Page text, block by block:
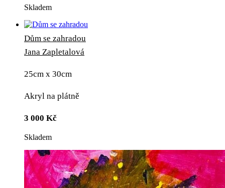
Skladem
Dům se zahradou
Jana Zapletalová
25cm x 30cm
Akryl na plátně
3 000 Kč
Skladem